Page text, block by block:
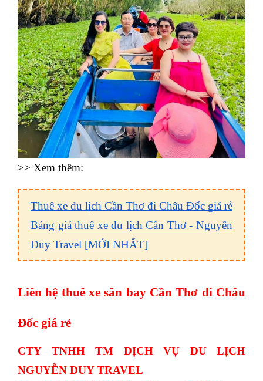
>> Xem thêm:
Thuê xe du lịch Cần Thơ đi Châu Đốc giá rẻ
Bảng giá thuê xe du lịch Cần Thơ - Nguyễn
Duy Travel [MỚI NHẤT]
Liên hệ thuê xe sân bay Cần Thơ đi Châu
Đốc giá rẻ
CTY TNHH TM DỊCH VỤ DU LỊCH
NGUYỄN DUY TRAVEL